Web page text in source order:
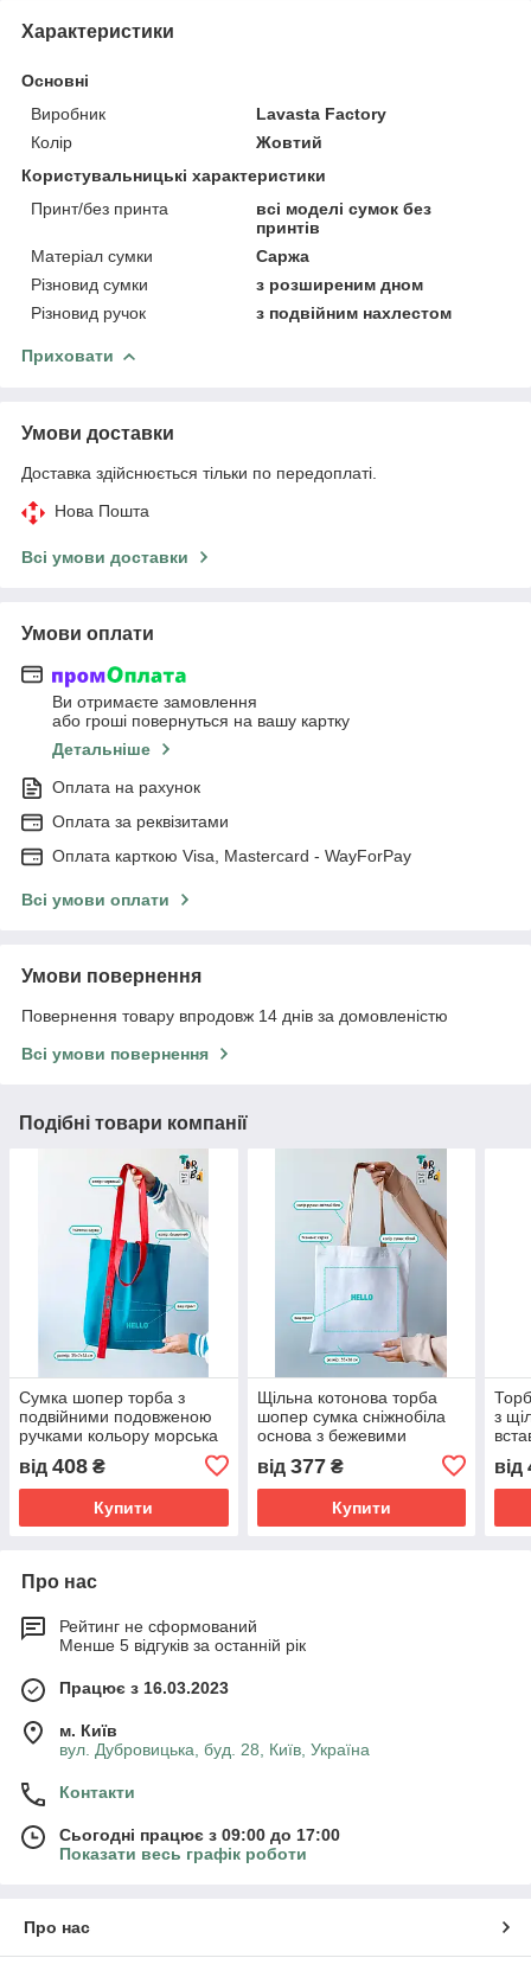
Характеристики
Основні
Виробник
Lavasta Factory
Колір
Жовтий
Користувальницькі характеристики
Принт/без принта
всі моделі сумок без
принтів
Матеріал сумки
Саржа
Різновид сумки
з розширеним дном
Різновид ручок
з подвійним нахлестом
Приховати
Умови доставки
Доставка здійснюється тільки по передоплаті.
Нова Пошта
Всі умови доставки
Умови оплати
Ви отримаєте замовлення
або гроші повернуться на вашу картку
Детальніше
Оплата на рахунок
Оплата за реквізитами
Оплата карткою Visa, Mastercard - WayForPay
Всі умови оплати
Умови повернення
Повернення товару впродовж 14 днів за домовленістю
Всі умови повернення
Подібні товари компанії
Сумка шопер торба з
подвійними подовженою
ручками кольору морська
35cм х 38см х 7см
від 408 ₴
Купити
Щільна котонова торба
шопер сумка сніжнобіла
основа з бежевими
ручками без друку Розмір:
35cм х 38см
від 377₴
Купити
з
х
від
Про нас
Рейтинг не сформований
Менше 5 відгуків за останній рік
Працює з 16.03.2023
м. Київ
вул. Дубровицька, буд. 28, Київ, Україна
Контакти
Сьогодні працює з 09:00 до 17:00
Показати весь графік роботи
Про нас